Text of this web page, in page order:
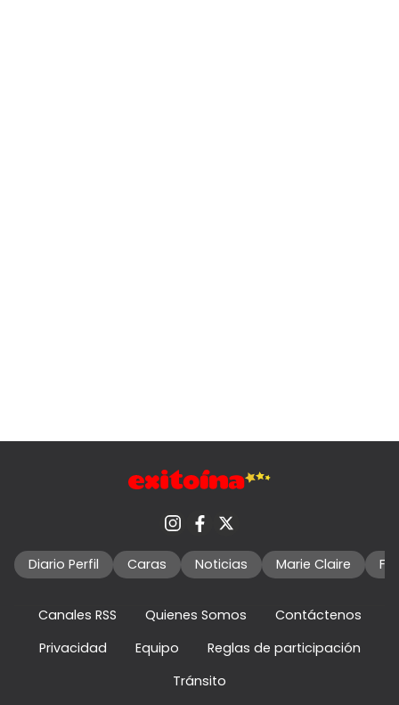
Diario Perfil Caras Noticias Marie Claire
Canales RSS Quienes Somos
Contáctenos
Privacidad
Equipo
Reglas de participación
Tránsito